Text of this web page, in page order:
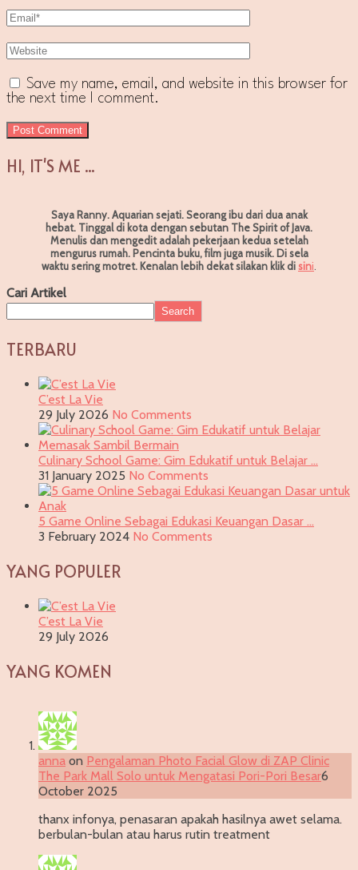
Save my name, email, and website in this browser for
the next time I comment.
HI, IT'S ME ...
Saya Ranny. Aquarian sejati. Seorang ibu dari dua anak
hebat. Tinggal di kota dengan sebutan The Spirit of Java.
Menulis dan mengedit adalah pekerjaan kedua setelah
mengurus rumah. Pencinta buku, film juga musik. Di sela
waktu sering motret. Kenalan lebih dekat silakan klik disini
Cari Artikel
Search
TERBARU
C’est La Vie
29 July 2026 No Comments
Culinary School Game: Gim Edukatif untuk Belajar …
31 January 2025 No Comments
5 Game Online Sebagai Edukasi Keuangan Dasar …
3 February 2024 No Comments
YANG POPULER
C’est La Vie
29 July 2026
YANG KOMEN
anna on Pengalaman Photo Facial Glow di ZAP Clinic
The Park Mall Solo untuk Mengatasi Pori-Pori Besar6
October 2025
thanx infonya, penasaran apakah hasilnya awet selama.
berbulan-bulan atau harus rutin treatment